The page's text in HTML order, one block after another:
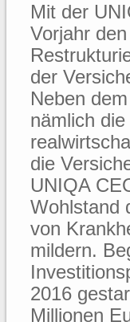
Mit der
Vorjahr
der
Neben
nämlich
die
UNIQA
Wohlstand
von
mildern.
2016
Millionen